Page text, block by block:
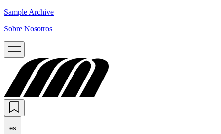
Sample Archive
Sobre Nosotros
es